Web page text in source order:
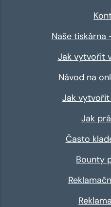
Naše tiskárna
Jak vytvořit
Návod na
Jak vytvořit
Jak
Často
Bounty